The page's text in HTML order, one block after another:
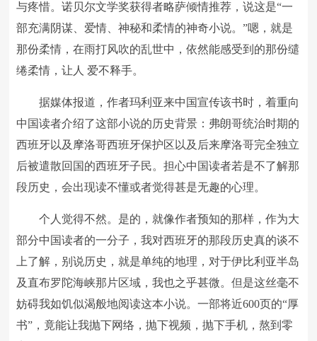
与疼惜。诺贝尔文学奖获得者略萨倾情推荐，说这是“一
部充满阴谋、爱情、神秘和柔情的神奇小说。”嗯，就是
那份柔情，在雨打风吹的乱世中，依然能感受到的那份缱
绻柔情，让人 爱不释手。
据媒体报道，作者玛利亚来中国宣传该书时，着重向
中国读者介绍了这部小说的历史背景：弗朗哥统治时期的
西班牙以及摩洛哥西班牙保护区以及后来摩洛哥完全独立
后被遣散回国的西班牙子民。担心中国读者若是不了解那
段历史，会出现读不懂或者觉得甚是无趣的心理。
个人觉得不然。是的，就像作者预知的那样，作为大
部分中国读者的一分子，我对西班牙的那段历史真的谈不
上了解，别说历史，就是单纯的地理，对于伊比利亚半岛
及直布罗陀海峡那片区域，我也之乎甚微。但是这丝毫不
妨碍我如饥似渴般地阅读这本小说。一部将近600页的“厚
书”，竟能让我抛下网络，抛下视频，抛下手机，熬到零